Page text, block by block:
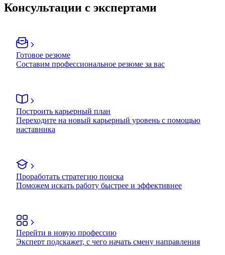
Консультации с экспертами
Готовое резюме
Составим профессиональное резюме за вас
Построить карьерный план
Переходите на новый карьерный уровень с помощью
наставника
Проработать стратегию поиска
Поможем искать работу быстрее и эффективнее
Перейти в новую профессию
Эксперт подскажет, с чего начать смену направления